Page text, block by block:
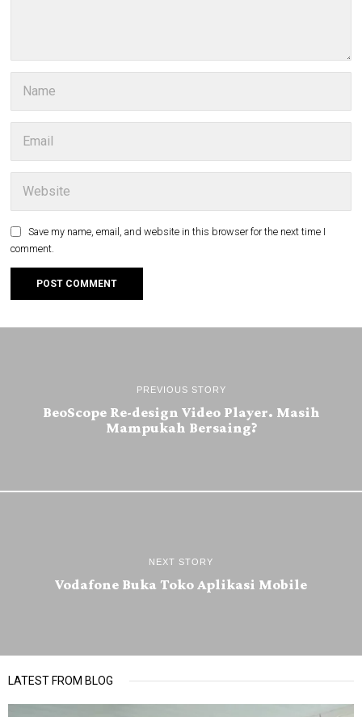
Save my name, email, and website in this browser for the next time I
comment.
PREVIOUS STORY
BeoScope Re-design Video Player. Masih
Mampukah Bersaing?
NEXT STORY
Vodafone Buka Toko Aplikasi Mobile
LATEST FROM BLOG